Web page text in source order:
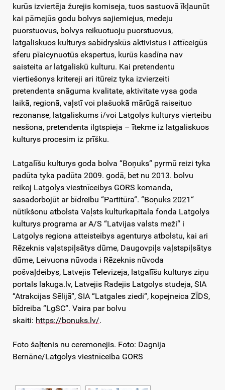
kurūs izviertēja žurejis komiseja, tuos sastuovā īkļaunūt
kai pārnejūs godu bolvys sajiemiejus, medeju
puorstuovus, bolvys reikuotuoju puorstuovus,
latgaliskuos kulturys sabīdryskūs aktivistus i attīceigūs
sferu pīaicynuotūs ekspertus, kurūs kasdīna nav
saisteita ar latgaliskū kulturu. Kai pretendentu
viertiešonys kritereji ari itūreiz tyka izvierzeiti
pretendenta snāguma kvalitate, aktivitate vysa goda
laikā, regionā, vaļstī voi plašuokā mārūgā raiseituo
rezonanse, latgaliskums i/voi Latgolys kulturys vierteibu
nesšona, pretendenta ilgtspieja – ītekme iz latgaliskuos
kulturys procesim iz prīšku.
Latgalīšu kulturys goda bolva “Boņuks“ pyrmū reizi tyka
padūta tyka padūta 2009. godā, bet nu 2013. bolvu
reikoj Latgolys viestnīceibys GORS komanda,
sasadorbojūt ar bīdreibu “Partitūra“. “Boņuks 2021“
nūtikšonu atbolsta Vaļsts kulturkapitala fonda Latgolys
kulturys programa ar A/S “Latvijas valsts meži“ i
Latgolys regiona atteisteibys agenturys atbolstu, kai ari
Rēzeknis vaļstspiļsātys dūme, Daugovpiļs vaļstspiļsātys
dūme, Leivuona nūvoda i Rēzeknis nūvoda
pošvaļdeibys, Latvejis Televizeja, latgalīšu kulturys ziņu
portals lakuga.lv, Latvejis Radejis Latgolys studeja, SIA
“Atrakcijas Sēlijā“, SIA “Latgales ziedi“, kopejneica ZĪDS,
bīdreiba “LgSC“. Vaira par bolvu
skaiti: https://bonuks.lv/.
Foto šaļtenis nu ceremonejis. Foto: Dagnija
Bernāne/Latgolys viestnīceiba GORS